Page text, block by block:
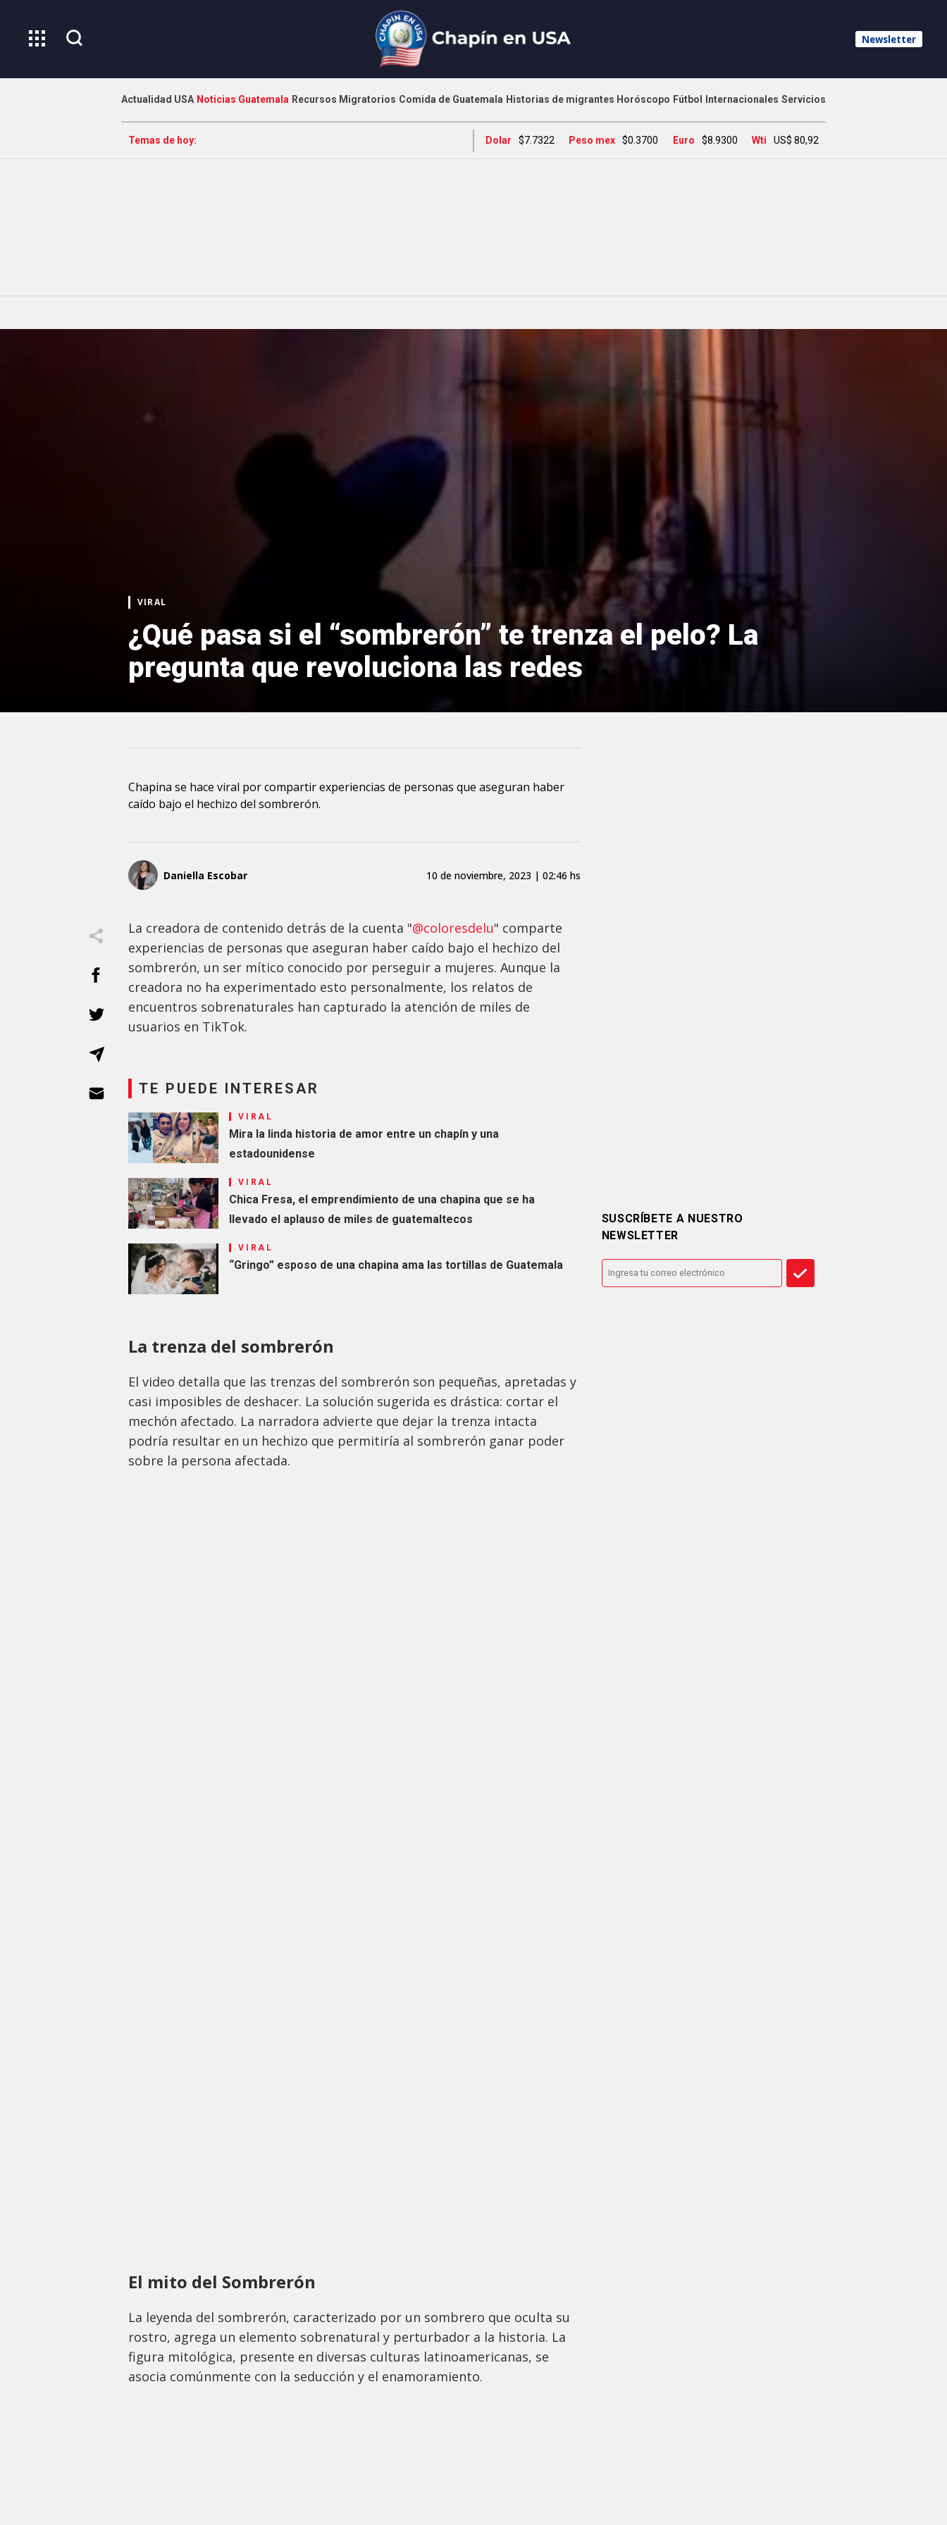
Newsletter
Actualidad USA Noticias Guatemala Recursos Migratorios Comida de Guatemala Historias de migrantes Horóscopo Fútbol Internacionales Servicios
Temas de hoy: Dolar $7.7322 Peso mex $0.3700 Euro $8.9300 Wti US$ 80,92
VIRAL
¿Qué pasa si el “sombrerón” te trenza el pelo? La
pregunta que revoluciona las redes
Chapina se hace viral por compartir experiencias de personas que aseguran haber
caído bajo el hechizo del sombrerón.
Daniella Escobar 10 de noviembre, 2023 | 02:46 hs
La creadora de contenido detrás de la cuenta "@coloresdelu" comparte
experiencias de personas que aseguran haber caído bajo el hechizo del
sombrerón, un ser mítico conocido por perseguir a mujeres. Aunque la
creadora no ha experimentado esto personalmente, los relatos de
encuentros sobrenaturales han capturado la atención de miles de
usuarios en TikTok.
TE PUEDE INTERESAR
VIRAL
Mira la linda historia de amor entre un chapín y una
estadounidense
VIRAL
Chica Fresa, el emprendimiento de una chapina que se ha
llevado el aplauso de miles de guatemaltecos
VIRAL
“Gringo” esposo de una chapina ama las tortillas de Guatemala
La trenza del sombrerón
El video detalla que las trenzas del sombrerón son pequeñas, apretadas y
casi imposibles de deshacer. La solución sugerida es drástica: cortar el
mechón afectado. La narradora advierte que dejar la trenza intacta
podría resultar en un hechizo que permitiría al sombrerón ganar poder
sobre la persona afectada.
El mito del Sombrerón
La leyenda del sombrerón, caracterizado por un sombrero que oculta su
rostro, agrega un elemento sobrenatural y perturbador a la historia. La
figura mitológica, presente en diversas culturas latinoamericanas, se
asocia comúnmente con la seducción y el enamoramiento.
SUSCRÍBETE A NUESTRO
NEWSLETTER